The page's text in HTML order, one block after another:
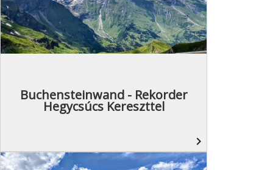
Buchensteinwand - Rekorder
Hegycsúcs Kereszttel
navigate_next